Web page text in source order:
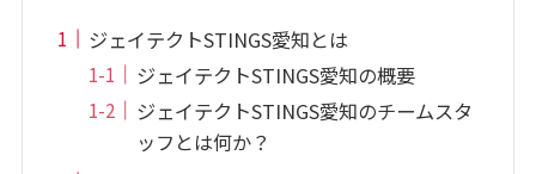
ジェイテクトSTINGS愛知とは
ジェイテクトSTINGS愛知の概要
ジェイテクトSTINGS愛知のチームスタ
ッフとは何か？